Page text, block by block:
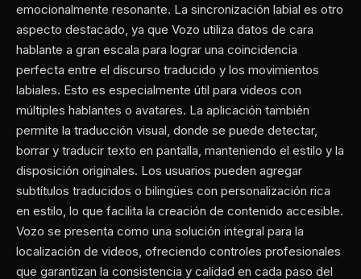
emocionalmente resonante. La sincronización labial es otro
aspecto destacado, ya que Vozo utiliza datos de cara
hablante a gran escala para lograr una coincidencia
perfecta entre el discurso traducido y los movimientos
labiales. Esto es especialmente útil para videos con
múltiples hablantes o avatares. La aplicación también
permite la traducción visual, donde se puede detectar,
borrar y traducir texto en pantalla, manteniendo el estilo y la
disposición originales. Los usuarios pueden agregar
subtítulos traducidos o bilingües con personalización rica
en estilo, lo que facilita la creación de contenido accesible.
Vozo se presenta como una solución integral para la
localización de videos, ofreciendo controles profesionales
que garantizan la consistencia y calidad en cada paso del